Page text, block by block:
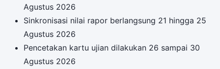
Agustus 2026
Sinkronisasi nilai rapor berlangsung 21 hingga 25
Agustus 2026
Pencetakan kartu ujian dilakukan 26 sampai 30
Agustus 2026